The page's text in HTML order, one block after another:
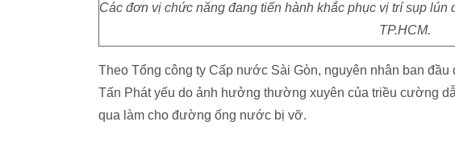
Các đơn vị chức năng đang tiến hành khắc phục vị trí sụp
TP.HCM.
Theo Tổng công ty Cấp nước Sài Gòn, nguyên nhân ban
Tấn Phát yếu do ảnh hưởng thường xuyên của triều cường
qua làm cho đường ống nước bị vỡ.